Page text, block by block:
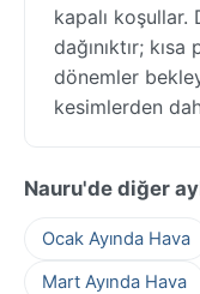
kapalı
dağınıktır;
dönemler
kesimlerden
Nauru'de diğer
Ocak Ayında Hava
Mart Ayında Hava